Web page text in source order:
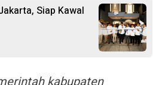
Siap Kawal